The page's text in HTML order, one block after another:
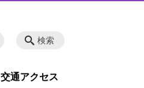
交通アクセス
検索